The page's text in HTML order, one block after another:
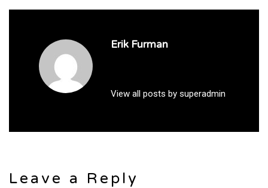
Erik Furman
View all posts by superadmin
Leave a Reply